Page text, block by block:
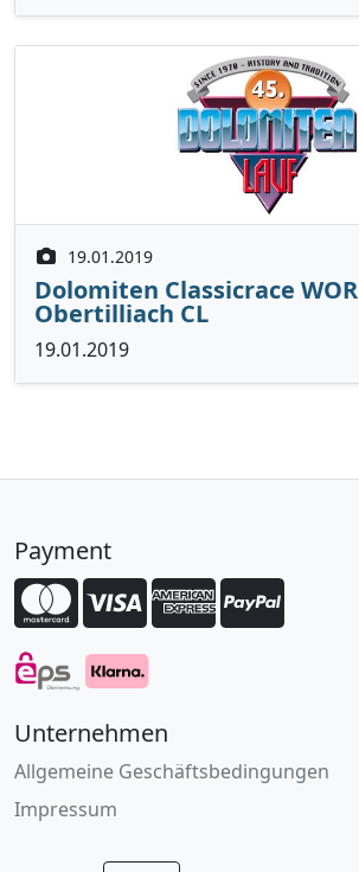
19.01.2019
Dolomiten Classicrace
Obertilliach CL
19.01.2019
Payment
Unternehmen
Allgemeine Geschäftsbedingungen
Impressum